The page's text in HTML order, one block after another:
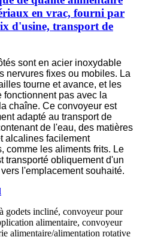
en vrac, fourni par
d'usine, transport de
sont en acier inoxydable
nervures fixes ou mobiles. La
tourne et avance, et les
fonctionnent pas avec la
chaîne. Ce convoyeur est
adapté au transport de
de l'eau, des matières
alcalines facilement
comme les aliments frits. Le
transporté obliquement d'un
l'emplacement souhaité.